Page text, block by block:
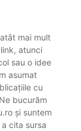
mai mult
atunci
sau o idee
asumat
cu
bucurăm
și suntem
cita sursa